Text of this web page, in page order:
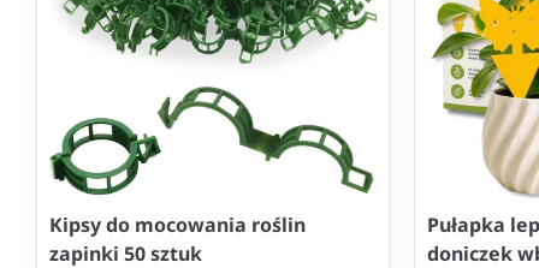
Kipsy do mocowania roślin
zapinki 50 sztuk
Pułapka
doniczek